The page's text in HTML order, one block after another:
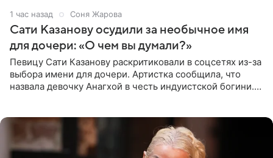
1 час назад Соня Жарова
Сати Казанову осудили за необычное имя
для дочери: «О чем вы думали?»
Певицу Сати Казанову раскритиковали в соцсетях из-за
выбора имени для дочери. Артистка сообщила, что
назвала девочку Анагхой в честь индуистской богини.